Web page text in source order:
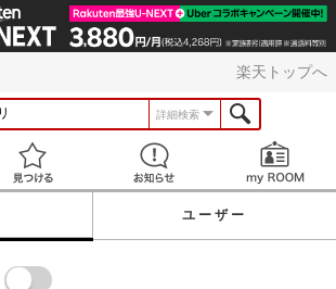
楽天トップへ
詳細検索
見つける お知らせ
ユーザー